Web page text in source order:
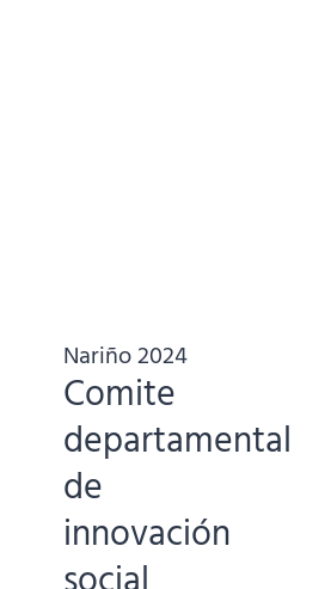
Nariño 2024
Comite
departamental
de
innovación